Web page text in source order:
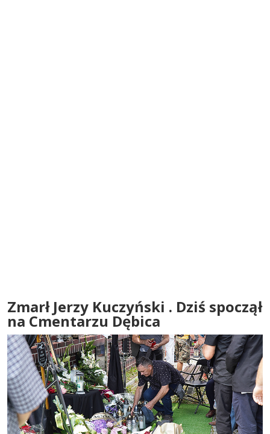
Zmarł Jerzy Kuczyński . Dziś spoczął
na Cmentarzu Dębica